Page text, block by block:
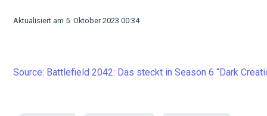
Aktualisiert am 5. Oktober 2023 00:34
Source: Battlefield 2042: Das steckt in Season 6 “Dark